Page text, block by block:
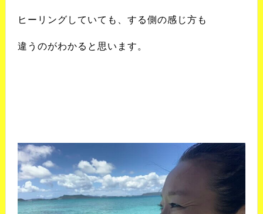
ヒーリングしていても、する側の感じ方も
違うのがわかると思います。